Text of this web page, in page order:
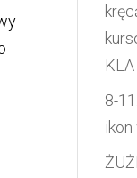
KLA
8-